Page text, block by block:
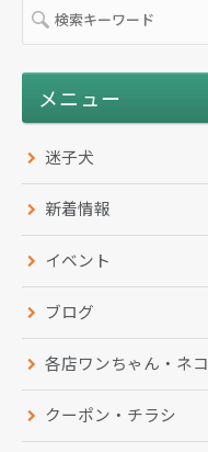
メニュー
迷子犬
新着情報
イベント
ブログ
各店ワンちゃん・ネ
クーポン・チラシ